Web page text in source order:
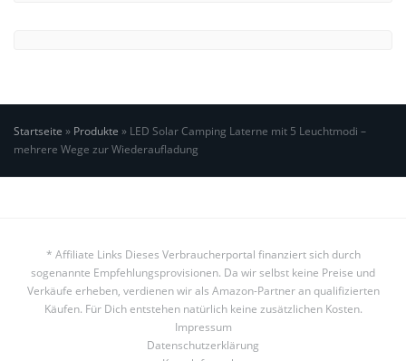
Startseite » Produkte » LED Solar Camping Laterne mit 5 Leuchtmodi –
mehrere Wege zur Wiederaufladung
* Affiliate Links Dieses Verbraucherportal finanziert sich durch
sogenannte Empfehlungsprovisionen. Da wir selbst keine Preise und
Verkäufe erheben, verdienen wir als Amazon-Partner an qualifizierten
Käufen. Für Dich entstehen natürlich keine zusätzlichen Kosten.
Impressum
Datenschutzerklärung